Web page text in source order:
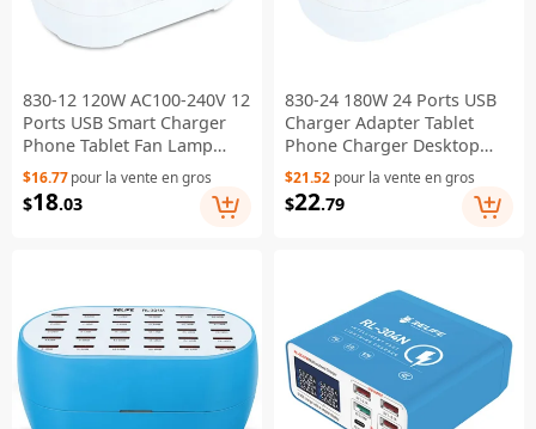
830-12 120W AC100-240V 12
Ports USB Smart Charger
Phone Tablet Fan Lamp
Charging Dock Splitter
Station - US Plug
$16.77pour la vente en gros
$18.03
830-24 180W 24 Ports USB
Charger Adapter Tablet
Phone Charger Desktop
USB Charging Station for
iPhone Samsung Xiaomi
Huawei - US Plug
$21.52 pour la vente en gros
$22.79